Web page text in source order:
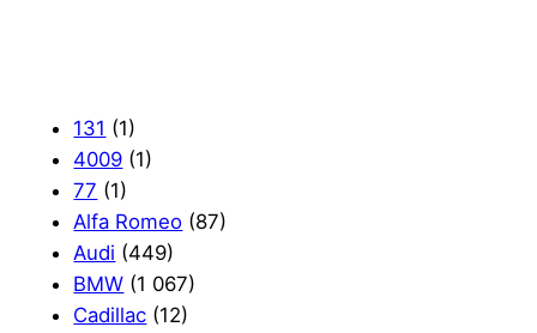
131 (1)
4009 (1)
77 (1)
Alfa Romeo (87)
Audi (449)
BMW (1 067)
Cadillac (12)